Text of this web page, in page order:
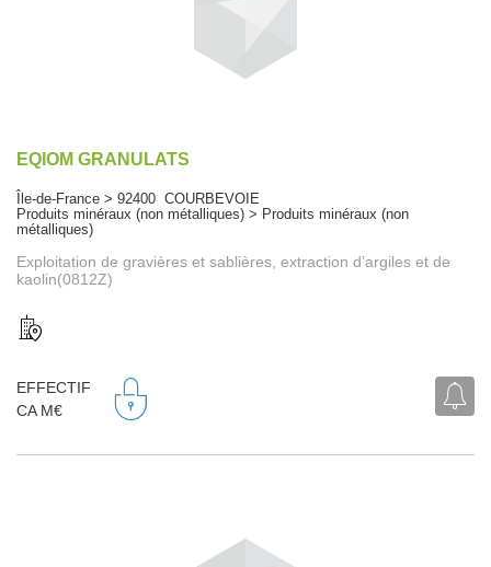
EQIOM GRANULATS
Île-de-France > 92400 COURBEVOIE
Produits minéraux (non métalliques) > Produits minéraux (non
métalliques)
Exploitation de gravières et sablières, extraction d’argiles et de
kaolin(0812Z)
EFFECTIF
CA M€